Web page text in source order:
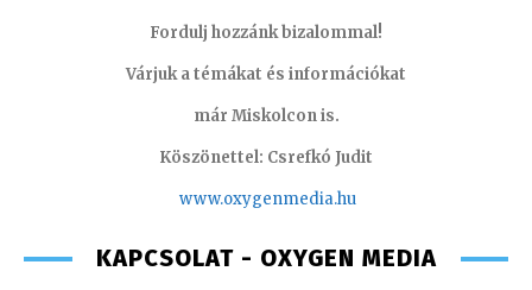
Fordulj hozzánk bizalommal!
Várjuk a témákat és információkat
már Miskolcon is.
Köszönettel: Csrefkó Judit
www.oxygenmedia.hu
KAPCSOLAT - OXYGEN MEDIA